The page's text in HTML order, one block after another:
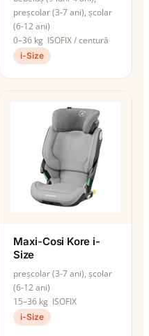
preșcolar (3-7 ani), școlar
(6-12 ani)
0–36 kg ISOFIX / centură
i-Size
Maxi-Cosi Kore i-
Size
preșcolar (3-7 ani), școlar
(6-12 ani)
15–36 kg ISOFIX
i-Size